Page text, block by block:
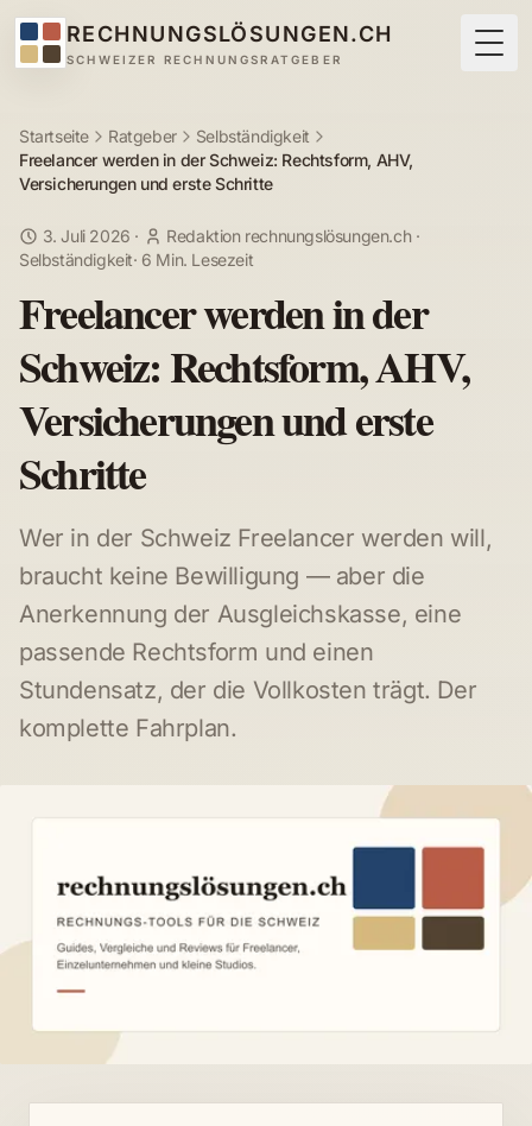
RECHNUNGSLÖSUNGEN.CH
SCHWEIZER RECHNUNGSRATGEBER
Startseite Ratgeber
Selbständigkeit
Freelancer werden in der Schweiz: Rechtsform, AHV,
Versicherungen und erste Schritte
3. Juli 2026 · Redaktion rechnungslösungen.ch·
Selbständigkeit· 6 Min. Lesezeit
Freelancer werden in der
Schweiz: Rechtsform, AHV,
Versicherungen und erste
Schritte
Wer in der Schweiz Freelancer werden will,
braucht keine Bewilligung — aber die
Anerkennung der Ausgleichskasse, eine
passende Rechtsform und einen
Stundensatz, der die Vollkosten trägt. Der
komplette Fahrplan.